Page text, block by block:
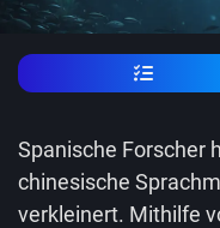
Spanische Forscher
chinesische
verkleinert. Mithilfe